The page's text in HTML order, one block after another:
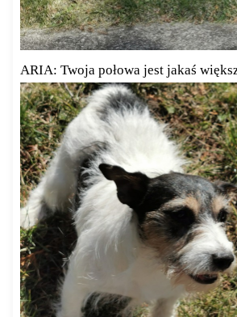
ARIA: Twoja połowa jest jakaś